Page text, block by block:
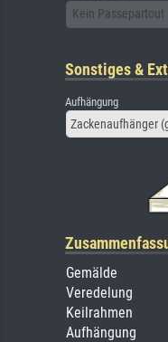
Kein Passepartout
Sonstiges &
Aufhängung
Zackenaufhänger
Gemälde
Veredelung
Keilrahmen
Aufhängung